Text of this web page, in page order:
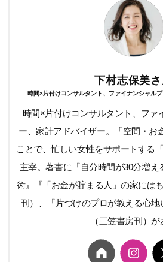
下村志保美
時間×片付けコンサルタント、ファイナンシャル
時間×片付けコンサルタント、ファ
ー、家計アドバイザー。「空間・お
ことで、忙しい女性をサポートする
主宰。著書に『自分時間が30分増
術』『 「お金が貯まる人」の家には
刊）、『 片づけのプロが教える心
（三笠書房刊）が